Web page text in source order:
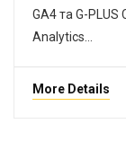
GA4 та G-PLUS
Analytics…
More Details